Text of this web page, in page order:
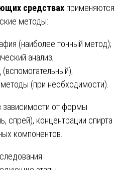
средствах применяются
методы:
(наиболее точный метод);
анализ;
(при необходимости).
зависимости от формы
спрей), концентрации спирта
компонентов.